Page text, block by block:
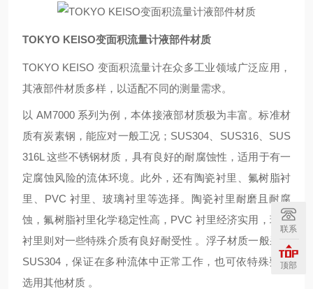
TOKYO KEISO变面积流量计液部件材质
TOKYO KEISO 变面积流量计在众多工业领域广泛应用，
其液部件材质多样，以适配不同的测量需求。
以 AM7000 系列为例，本体接液部材质极为丰富。标准材
质有炭素钢，能应对一般工况；SUS304、SUS316、SUS
316L 这些不锈钢材质，具有良好的耐腐蚀性，适用于有一
定腐蚀风险的流体环境。此外，还有陶瓷衬里、氟树脂衬
里、PVC 衬里、玻璃衬里等选择。陶瓷衬里耐磨且耐腐
蚀，氟树脂衬里化学稳定性高，PVC 衬里经济实用，玻璃
衬里则对一些特殊介质有良好耐受性 。浮子材质一般采用
SUS304，保证在多种流体中正常工作，也可依特殊要求
选用其他材质 。
联系
顶部